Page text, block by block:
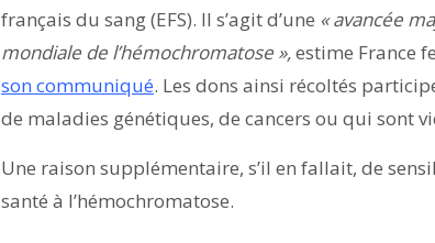
français du sang (EFS). Il s’agit d’une « avancée
mondiale de l’hémochromatose »,estime France
son communiqué. Les dons ainsi récoltés
de maladies génétiques, de cancers ou qui sont
Une raison supplémentaire, s’il en fallait, de
santé à l’hémochromatose.